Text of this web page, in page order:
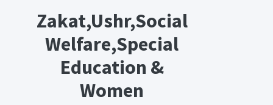
Zakat,Ushr,Social
Welfare,Special
Education &
Women